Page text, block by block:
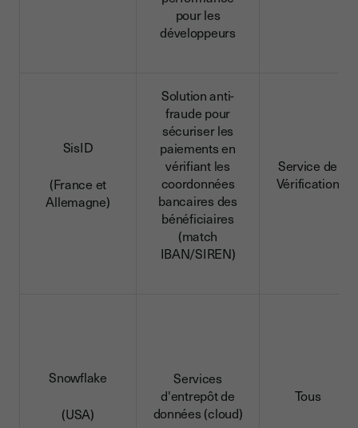
pour les
développeurs
SisID
(France et
Allemagne)
Solution anti-
fraude pour
sécuriser les
paiements en
vérifiant les
coordonnées
bancaires des
bénéficiaires
(match
IBAN/SIREN)
Service de
Vérification
Snowflake
(USA)
Services
d'entrepôt de
données (cloud)
Tous